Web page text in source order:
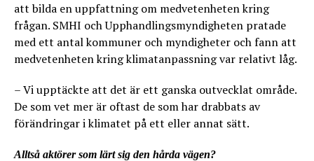
att bilda en uppfattning om medvetenheten kring
frågan. SMHI och Upphandlingsmyndigheten pratade
med ett antal kommuner och myndigheter och fann att
medvetenheten kring klimatanpassning var relativt låg.
– Vi upptäckte att det är ett ganska outvecklat område.
De som vet mer är oftast de som har drabbats av
förändringar i klimatet på ett eller annat sätt.
Alltså aktörer som lärt sig den hårda vägen?